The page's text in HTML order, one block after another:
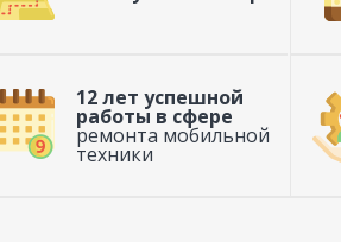
12 лет успешной
работы в сфере
ремонта мобильной
техники